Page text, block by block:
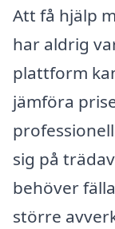
Att få hjälp
har aldrig
plattform
jämföra
sig på
behöver
större